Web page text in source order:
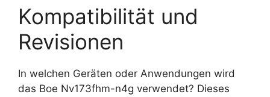
Kompatibilität und
Revisionen
In welchen Geräten oder Anwendungen wird
das Boe Nv173fhm-n4g verwendet? Dieses